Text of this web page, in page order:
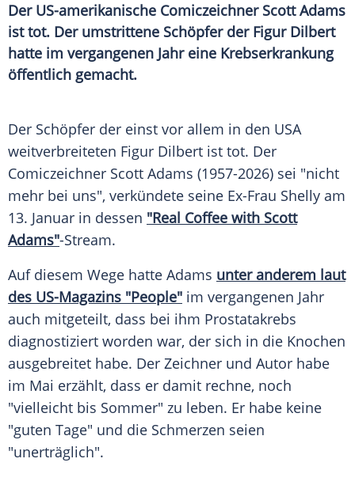
Der US-amerikanische Comiczeichner Scott Adams
ist tot. Der umstrittene Schöpfer der Figur Dilbert
hatte im vergangenen Jahr eine Krebserkrankung
öffentlich gemacht.
Der Schöpfer der einst vor allem in den USA
weitverbreiteten Figur Dilbert ist tot. Der
Comiczeichner Scott Adams (1957-2026) sei "nicht
mehr bei uns", verkündete seine Ex-Frau Shelly am
13. Januar in dessen "Real Coffee with Scott
Adams"-Stream.
Auf diesem Wege hatte Adams unter anderem laut
des US-Magazins "People" im vergangenen Jahr
auch mitgeteilt, dass bei ihm Prostatakrebs
diagnostiziert worden war, der sich in die Knochen
ausgebreitet habe. Der Zeichner und Autor habe
im Mai erzählt, dass er damit rechne, noch
"vielleicht bis Sommer" zu leben. Er habe keine
"guten Tage" und die Schmerzen seien
"unerträglich".